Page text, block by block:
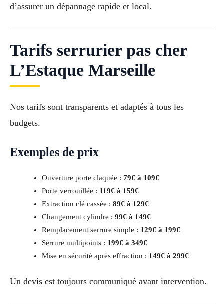
d’assurer un dépannage rapide et local.
Tarifs serrurier pas cher
L’Estaque Marseille
Nos tarifs sont transparents et adaptés à tous les
budgets.
Exemples de prix
Ouverture porte claquée : 79€ à 109€
Porte verrouillée : 119€ à 159€
Extraction clé cassée : 89€ à 129€
Changement cylindre : 99€ à 149€
Remplacement serrure simple : 129€ à 199€
Serrure multipoints : 199€ à 349€
Mise en sécurité après effraction : 149€ à 299€
Un devis est toujours communiqué avant intervention.